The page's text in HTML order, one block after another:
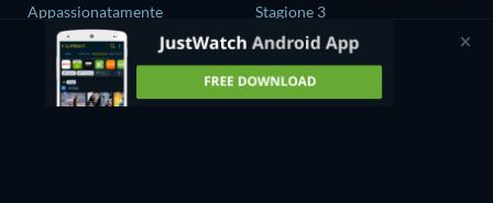
Appassionatamente
Rory Scovel: Show Must Go
Stagione 3
Gold Spoon Stagione 2